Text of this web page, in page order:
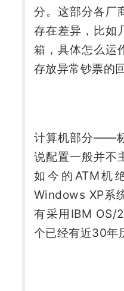
分。这部分各厂
存在差异，比如
箱，具体怎么运
存放异常钞票的
计算机部分——
说配置一般并不
如今的ATM机
Windows XP系
有采用IBM OS/
个已经有近30年